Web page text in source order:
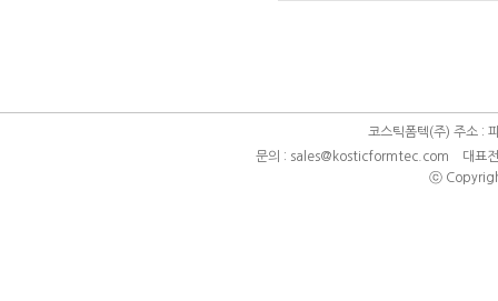
코스틱폼텍(주) 주소 :
문의 : sales@kosticformtec.com 대
ⓒ